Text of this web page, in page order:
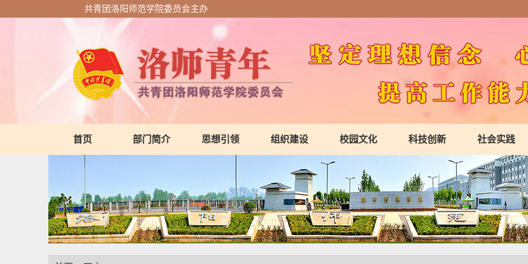
共青团洛阳师范学院委员会主办
首页 部门简介 思想引领 组织建设 校园文化 科技创新 社会实践